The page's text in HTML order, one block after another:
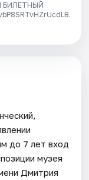
БИЛЕТНЫЙ
до 7 лет вход
музея
Дмитрия